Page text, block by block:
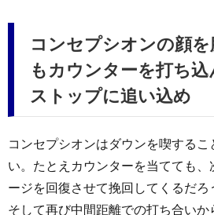
コンセプシオンの顔
もカウンターを打ち
ストップに追い込め
コンセプシオンはダウンを喫する
い。たとえカウンターを当てても、
ージを回復させて挽回してくるだろ
そして再び中間距離での打ち合いか